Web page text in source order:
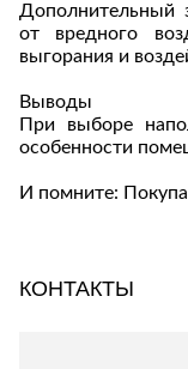
Дополнительный
от вредного
выгорания и
Выводы
При выборе
особенности
И помните:
КОНТАКТЫ